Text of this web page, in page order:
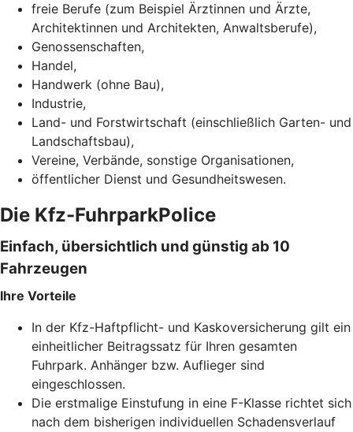
freie Berufe (zum Beispiel Ärztinnen und Ärzte,
Architektinnen und Architekten, Anwaltsberufe),
Genossenschaften,
Handel,
Handwerk (ohne Bau),
Industrie,
Land- und Forstwirtschaft (einschließlich Garten- und
Landschaftsbau),
Vereine, Verbände, sonstige Organisationen,
öffentlicher Dienst und Gesundheitswesen.
Die Kfz-FuhrparkPolice
Einfach, übersichtlich und günstig ab 10
Fahrzeugen
Ihre Vorteile
In der Kfz-Haftpflicht- und Kaskoversicherung gilt ein
einheitlicher Beitragssatz für Ihren gesamten
Fuhrpark. Anhänger bzw. Auflieger sind
eingeschlossen.
Die erstmalige Einstufung in eine F-Klasse richtet sich
nach dem bisherigen individuellen Schadensverlauf